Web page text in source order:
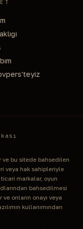
ve bu sitede bahsedilen
veya hak sahipleriyle
ticari markalar, oyun
bahsedilmesi
onların onayı veya
kullanımından